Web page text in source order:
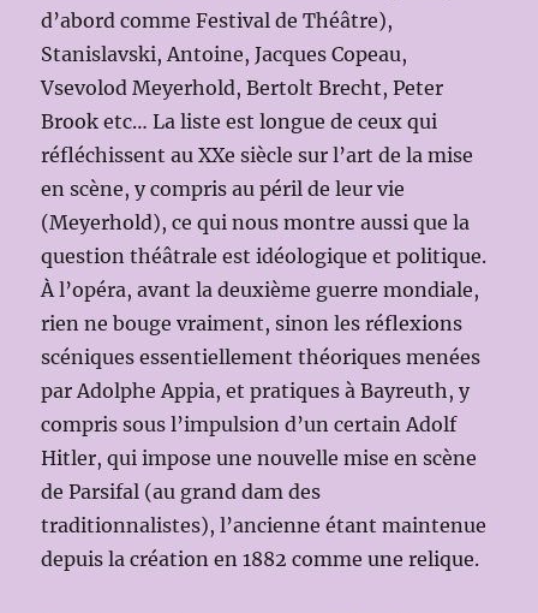
d’abord comme Festival de Théâtre),
Stanislavski, Antoine, Jacques Copeau,
Vsevolod Meyerhold, Bertolt Brecht, Peter
Brook etc… La liste est longue de ceux qui
réfléchissent au XXe siècle sur l’art de la mise
en scène, y compris au péril de leur vie
(Meyerhold), ce qui nous montre aussi que la
question théâtrale est idéologique et politique.
À l’opéra, avant la deuxième guerre mondiale,
rien ne bouge vraiment, sinon les réflexions
scéniques essentiellement théoriques menées
par Adolphe Appia, et pratiques à Bayreuth, y
compris sous l’impulsion d’un certain Adolf
Hitler, qui impose une nouvelle mise en scène
de Parsifal (au grand dam des
traditionnalistes), l’ancienne étant maintenue
depuis la création en 1882 comme une relique.